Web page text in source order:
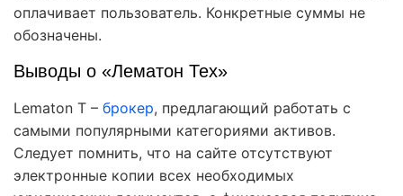
оплачивает пользователь. Конкретные суммы не
обозначены.
Выводы о «Лематон Тех»
Lematon T – брокер, предлагающий работать с
самыми популярными категориями активов.
Следует помнить, что на сайте отсутствуют
электронные копии всех необходимых